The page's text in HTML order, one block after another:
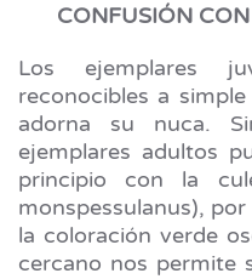
CONFUSIÓN CON
Los ejemplares
reconocibles a
adorna su nuca.
ejemplares adultos
principio con la
monspessulanus),
la coloración verde
cercano nos permite